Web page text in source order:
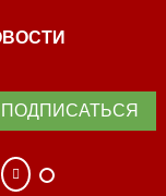
ПОДПИСАТЬСЯ